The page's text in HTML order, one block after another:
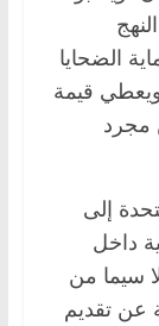
الضحايا
قيمة
مجرد
إلى
داخل
سيما من
عن تقديم